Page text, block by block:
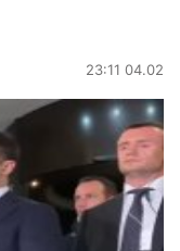
23:11 04.02